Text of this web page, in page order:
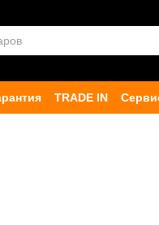
TRADE IN
Публичная оферта